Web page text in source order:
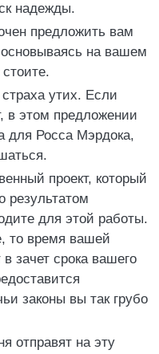
надежды.
предложить вам
на вашем
утих. Если
в этом предложении
для Росса Мэрдока,
проект, который
результатом
для этой работы.
то время вашей
зачет срока вашего
законы вы так грубо
отправят на эту